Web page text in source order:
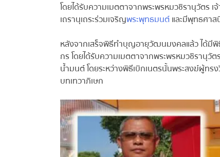
โดยได้รับความเมตตาจากพระพรหมวชิรานุวัตร
เถรานุเถระร่วมเจริญพระพุทธมนต์และมีพุทธศาสนิ
หลังจากเสร็จพิธีทำบุญอายุวัฒนมงคลแล้ว ได้มีพิ
กร โดยได้รับความเมตตาจากพระพรหมวชิรานุวัต
น้ำมนต์ โดยระหว่างพิธีเบิกเนตรนั้นพระสงฆ์ผู้ทร
บทเทวาภิเษก